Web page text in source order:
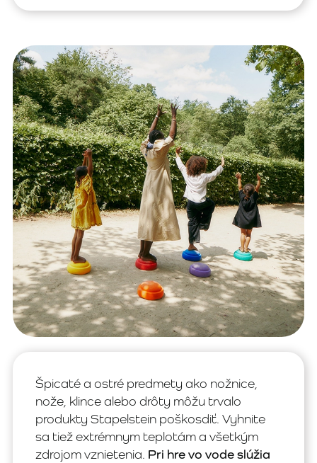
Špicaté a ostré predmety ako nožnice,
nože, klince alebo drôty môžu trvalo
produkty Stapelstein poškosdiť. Vyhnite
sa tiež extrémnym teplotám a všetkým
zdrojom vznietenia. Pri hre vo vode slúžia